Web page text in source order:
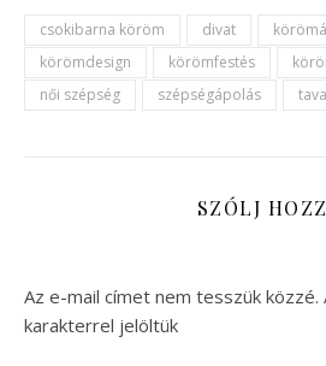
csokibarna köröm divat
körömdesign
körömfestés
női szépség
szépségápolás
SZÓLJ
Az e-mail címet nem tesszük közzé.
karakterrel jelöltük